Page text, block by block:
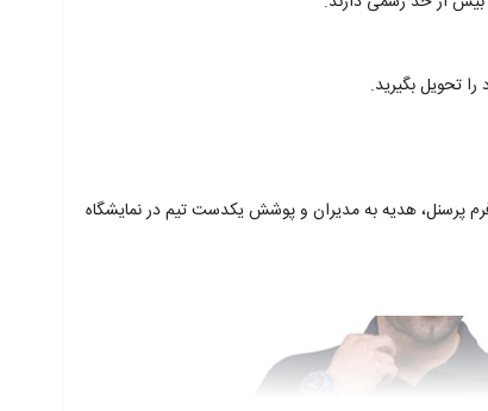
تحویل بگیرید.
پرسنل، هدیه به مدیران و پوشش یکدست تیم در نمایشگاه